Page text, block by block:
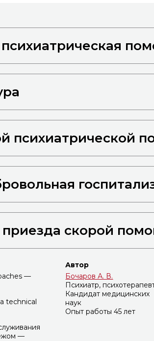
психиатрической
скорой
—
technical
—
Автор
Бочаров А. В.
Психиатр,
Кандидат медицинских
наук
Опыт работы 45 лет